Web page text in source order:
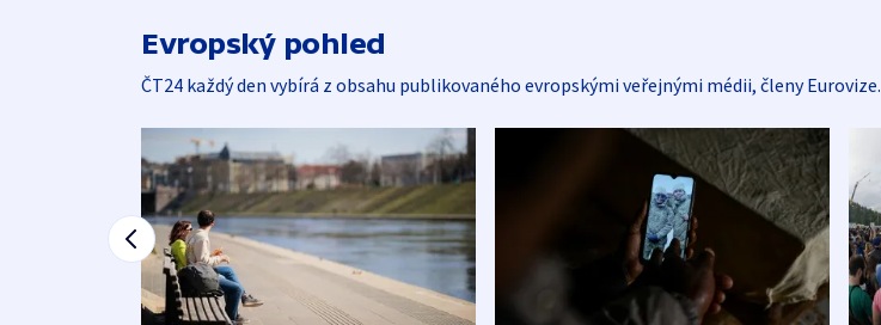
Evropský pohled
ČT24 každý den vybírá z obsahu publikovaného evropskými veřejnými médii, členy Eurovize.